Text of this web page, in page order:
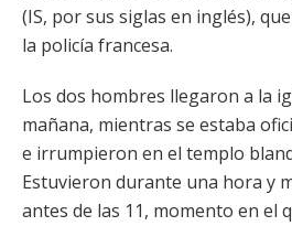
(IS, por sus siglas en inglés),
la policía francesa.
Los dos hombres llegaron a la
mañana, mientras se estaba
e irrumpieron en el templo
Estuvieron durante una hora y
antes de las 11, momento en el